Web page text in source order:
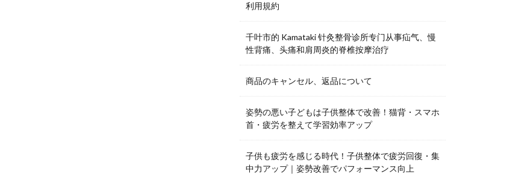
利用規約
千叶市的 Kamataki 针灸整骨诊所专门从事疝气、慢
性背痛、头痛和肩周炎的脊椎按摩治疗
商品のキャンセル、返品について
姿勢の悪い子どもは子供整体で改善！猫背・スマホ
首・疲労を整えて学習効率アップ
子供も疲労を感じる時代！子供整体で疲労回復・集
中力アップ｜姿勢改善でパフォーマンス向上